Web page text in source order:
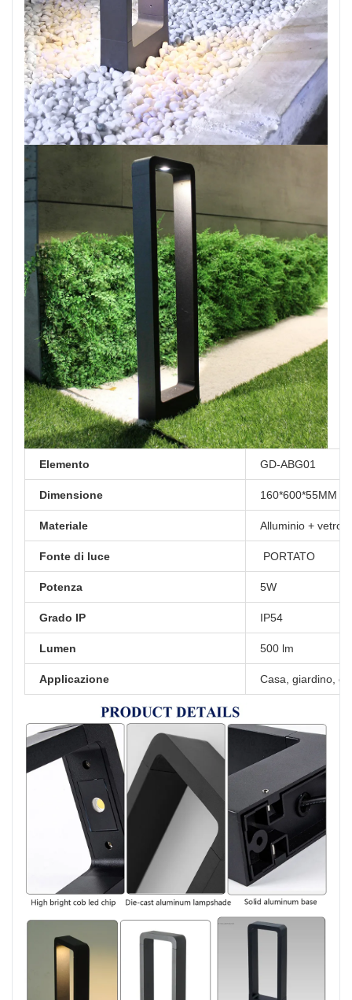
Elemento GD-ABG01
Dimensione 160*600*55MM
Materiale Alluminio + vetro
Fonte di luce PORTATO
Potenza 5W
Grado IP IP54
Lumen 500 lm
Applicazione Casa, giardino,